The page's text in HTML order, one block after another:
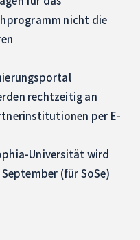
nicht die
rechtzeitig an
per E-
Universität wird
(für SoSe)